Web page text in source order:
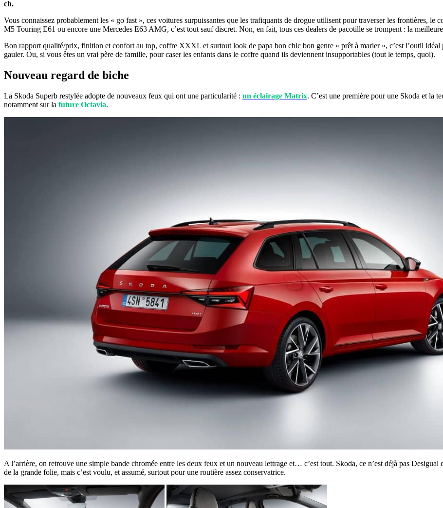
ch.
Vous connaissez probablement les « go fast », ces voitures surpuissantes que les trafiquants de drogue utilisent pour traverser les frontières,
M5 Touring E61 ou encore une Mercedes E63 AMG, c’est tout sauf discret. Non, en fait, tous ces dealers de pacotille se trompent : la
Bon rapport qualité/prix, finition et confort au top, coffre XXXL et surtout look de papa bon chic bon genre « prêt à marier », c’est l’outil idéal
gauler. Ou, si vous êtes un vrai père de famille, pour caser les enfants dans le coffre quand ils deviennent insupportables (tout le temps, quoi).
Nouveau regard de biche
La Skoda Superb restylée adopte de nouveaux feux qui ont une particularité : un éclairage Matrix. C’est une première pour une Skoda et la
notamment sur la future Octavia.
A l’arrière, on retrouve une simple bande chromée entre les deux feux et un nouveau lettrage et… c’est tout. Skoda, ce n’est déjà pas
de la grande folie, mais c’est voulu, et assumé, surtout pour une routière assez conservatrice.